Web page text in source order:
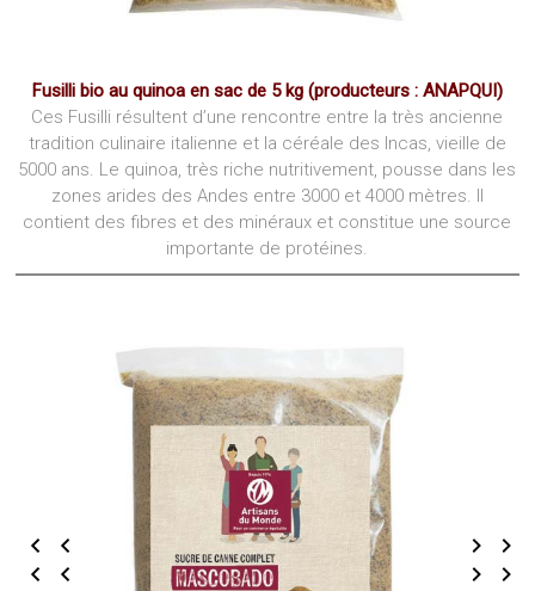
Fusilli bio au quinoa en sac de 5 kg (producteurs : ANAPQUI)
Ces Fusilli résultent d’une rencontre entre la très ancienne
tradition culinaire italienne et la céréale des Incas, vieille de
5000 ans. Le quinoa, très riche nutritivement, pousse dans les
zones arides des Andes entre 3000 et 4000 mètres. Il
contient des fibres et des minéraux et constitue une source
importante de protéines.